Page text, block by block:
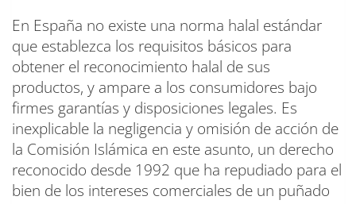
En España no existe una norma halal estándar
que establezca los requisitos básicos para
obtener el reconocimiento halal de sus
productos, y ampare a los consumidores bajo
firmes garantías y disposiciones legales. Es
inexplicable la negligencia y omisión de acción de
la Comisión Islámica en este asunto, un derecho
reconocido desde 1992 que ha repudiado para el
bien de los intereses comerciales de un puñado